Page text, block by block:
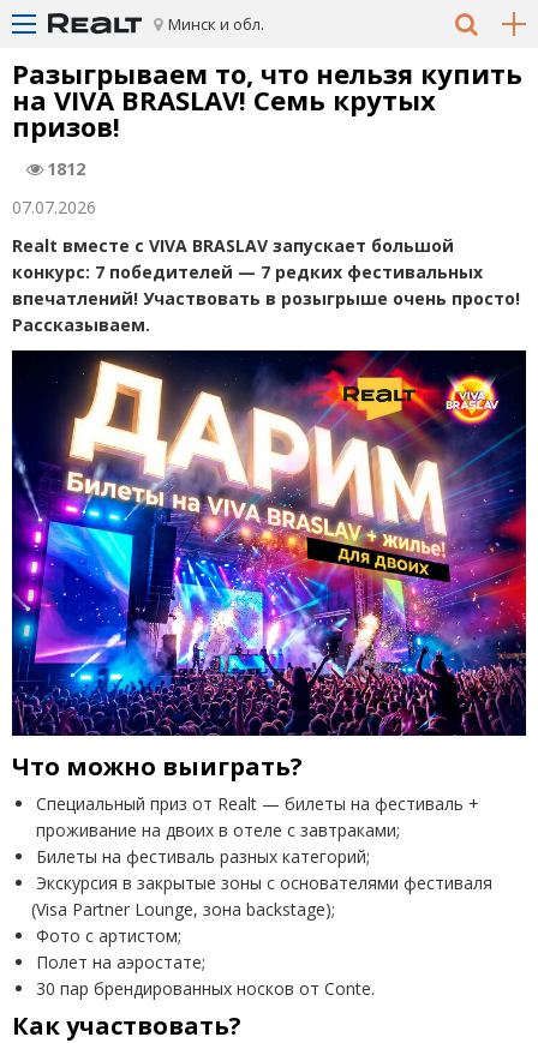
Минск и обл.
Разыгрываем то, что нельзя купить
на VIVA BRASLAV! Семь крутых
призов!
1812
07.07.2026
Realt вместе с VIVA BRASLAV запускает большой
конкурс: 7 победителей — 7 редких фестивальных
впечатлений! Участвовать в розыгрыше очень просто!
Рассказываем.
Что можно выиграть?
Специальный приз от Realt — билеты на фестиваль +
проживание на двоих в отеле с завтраками;
Билеты на фестиваль разных категорий;
Экскурсия в закрытые зоны с основателями фестиваля
(Visa Partner Lounge, зона backstage);
Фото с артистом;
Полет на аэростате;
30 пар брендированных носков от Conte.
Как участвовать?